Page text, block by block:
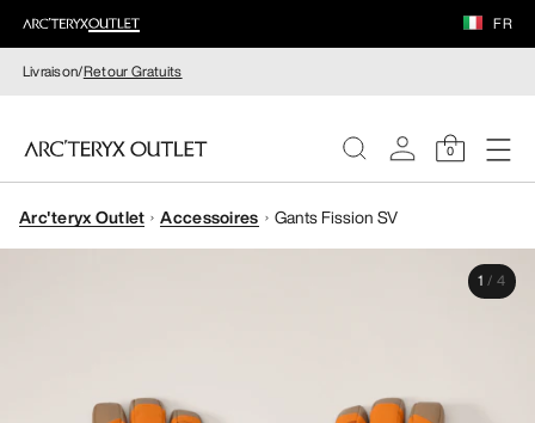
FR
Livraison/Retour Gratuits
0
FEMME
Arc'teryx Outlet Accessoires Gants Fission SV
1 / 4